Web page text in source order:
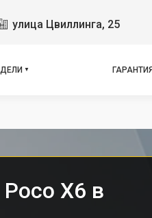
улица Цвиллинга, 25
X3 GT
X3 Pro
ГАРАНТИЯ
X6 в